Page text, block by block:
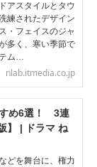
アスタイルとタウ
練されたデザイン
・フェイスのジャ
多く、寒い季節で
ム…
nlab.itmedia.co.jp
すめ6選！ 3連
】 | ドラマ ね
どを舞台に、権力